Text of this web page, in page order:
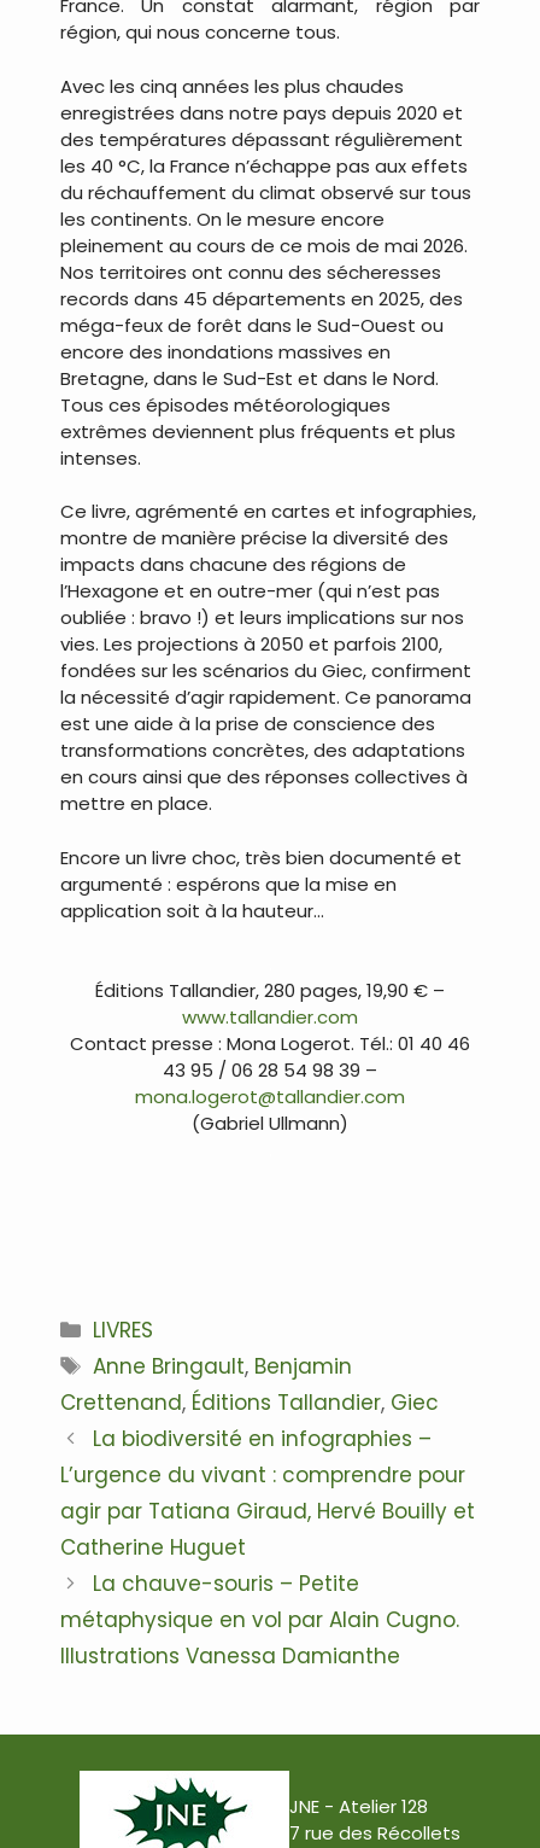
France. Un constat alarmant, région par
région, qui nous concerne tous.
Avec les cinq années les plus chaudes
enregistrées dans notre pays depuis 2020 et
des températures dépassant régulièrement
les 40 °C, la France n’échappe pas aux effets
du réchauffement du climat observé sur tous
les continents. On le mesure encore
pleinement au cours de ce mois de mai 2026.
Nos territoires ont connu des sécheresses
records dans 45 départements en 2025, des
méga-feux de forêt dans le Sud-Ouest ou
encore des inondations massives en
Bretagne, dans le Sud-Est et dans le Nord.
Tous ces épisodes météorologiques
extrêmes deviennent plus fréquents et plus
intenses.
Ce livre, agrémenté en cartes et infographies,
montre de manière précise la diversité des
impacts dans chacune des régions de
l’Hexagone et en outre-mer (qui n’est pas
oubliée : bravo !) et leurs implications sur nos
vies. Les projections à 2050 et parfois 2100,
fondées sur les scénarios du Giec, confirment
la nécessité d’agir rapidement. Ce panorama
est une aide à la prise de conscience des
transformations concrètes, des adaptations
en cours ainsi que des réponses collectives à
mettre en place.
Encore un livre choc, très bien documenté et
argumenté : espérons que la mise en
application soit à la hauteur…
Éditions Tallandier, 280 pages, 19,90 € –
www.tallandier.com
Contact presse : Mona Logerot. Tél.: 01 40 46
43 95 / 06 28 54 98 39 –
mona.logerot@tallandier.com
(Gabriel Ullmann)
Catégories
LIVRES
Étiquettes
Anne Bringault, Benjamin
Crettenand, Éditions Tallandier, Giec
Navigation
des
articles
La biodiversité en infographies –
L’urgence du vivant : comprendre pour
agir par Tatiana Giraud, Hervé Bouilly et
Catherine Huguet
La chauve-souris – Petite
métaphysique en vol par Alain Cugno.
Illustrations Vanessa Damianthe
JNE - Atelier 128
7 rue des Récollets